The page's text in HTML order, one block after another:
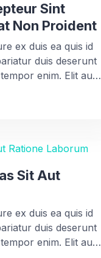
Sint
Non Proident
ex duis ea quis id
duis deserunt
enim. Elit aute
sint deserunt
nisi. Aliqua id
Sit Aut
ex duis ea quis id
duis deserunt
enim. Elit aute